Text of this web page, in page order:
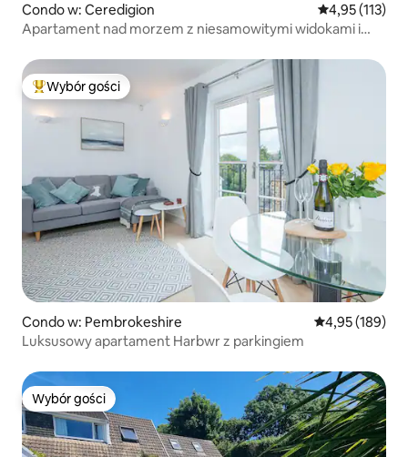
Condo w: Ceredigion Średnia
4,95 (113)
Apartament nad morzem z niesamowitymi widokami i
Najpopularniejsze z kategorii Wybór gości
Wybór gości
Condo w: Pembrokeshire Średnia
4,95 (189)
Luksusowy apartament Harbwr z parkingiem
Wybór gości
Wybór gości